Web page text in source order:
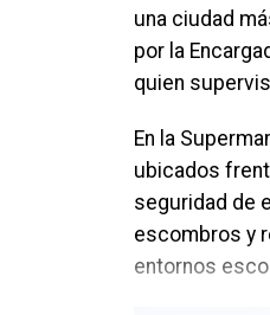
una ciudad
por la
quien
En la
ubicados
seguridad de
escombros y
entornos